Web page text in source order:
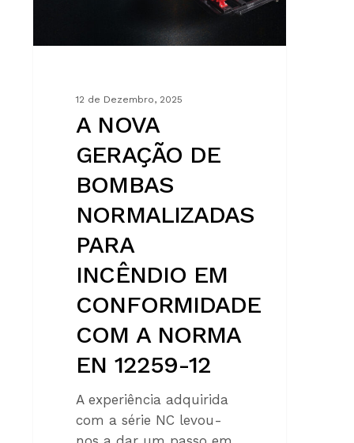
EM
NORMA
12 de Dezembro, 2025
A NOVA
GERAÇÃO DE
BOMBAS
NORMALIZADAS
PARA
INCÊNDIO EM
CONFORMIDADE
COM A NORMA
EN 12259-12
A experiência adquirida
com a série NC levou-